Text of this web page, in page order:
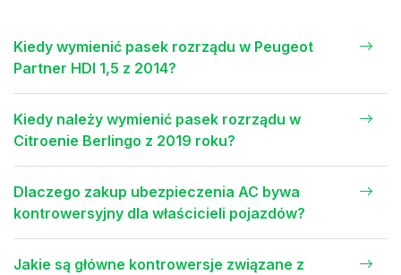
Kiedy wymienić pasek rozrządu w Peugeot
Partner HDI 1,5 z 2014?
Kiedy należy wymienić pasek rozrządu w
Citroenie Berlingo z 2019 roku?
Dlaczego zakup ubezpieczenia AC bywa
kontrowersyjny dla właścicieli pojazdów?
Jakie są główne kontrowersje związane z